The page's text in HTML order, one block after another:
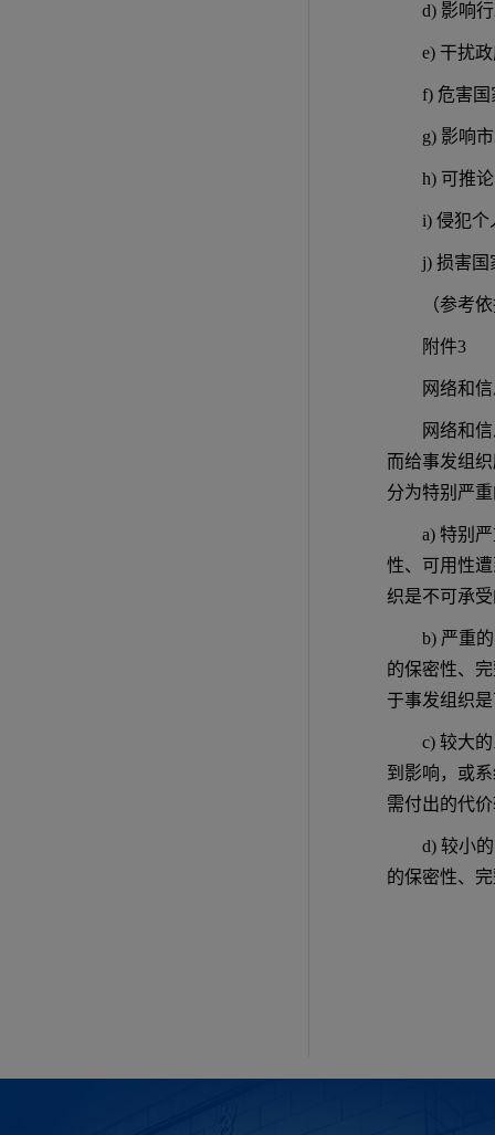
d) 影响
e) 干扰
f) 危害
g) 影响
h) 可推
i) 侵犯个
j) 损害国
（参考
附件3
网络和
网络和
而给事发组
分为特别严
a) 特别
性、可用性
织是不可承
b) 严重
的保密性、
于事发组织
c) 较大
到影响，或
需付出的代
d) 较小
的保密性、